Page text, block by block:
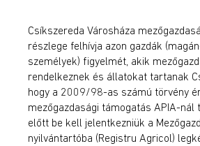
Csíkszereda Városháza
részlege felhívja azon gazdák
személyek) figyelmét, akik
rendelkeznek és állatokat tartanak
hogy a 2009/98-as számú törvény
mezőgazdasági támogatás APIA-nál
előtt be kell jelentkezniük a
nyilvántartóba (Registru Agricol)